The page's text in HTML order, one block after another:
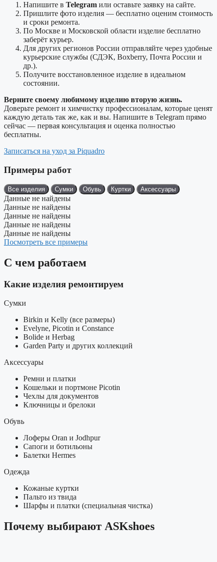
Напишите в Telegram или оставьте заявку на сайте.
Пришлите фото изделия — бесплатно оценим стоимость
и сроки ремонта.
По Москве и Московской области изделие бесплатно
заберёт курьер.
Для других регионов России отправляйте через удобные
курьерские службы (СДЭК, Boxberry, Почта России и
др.).
Получите восстановленное изделие в идеальном
состоянии.
Верните своему любимому изделию вторую жизнь.
Доверьте ремонт и химчистку профессионалам, которые ценят
каждую деталь так же, как и вы. Напишите в Telegram прямо
сейчас — первая консультация и оценка полностью
бесплатны.
Записаться на уход за Piquadro
Примеры работ
Все изделия Сумки Обувь Куртки Аксессуары
Данные не найдены
Данные не найдены
Данные не найдены
Данные не найдены
Данные не найдены
Посмотреть все примеры
С чем работаем
Какие изделия ремонтируем
Сумки
Birkin и Kelly (все размеры)
Evelyne, Picotin и Constance
Bolide и Herbag
Garden Party и других коллекций
Аксессуары
Ремни и платки
Кошельки и портмоне Picotin
Чехлы для документов
Ключницы и брелоки
Обувь
Лоферы Oran и Jodhpur
Сапоги и ботильоны
Балетки Hermes
Одежда
Кожаные куртки
Пальто из твида
Шарфы и платки (специальная чистка)
Почему выбирают ASKshoes